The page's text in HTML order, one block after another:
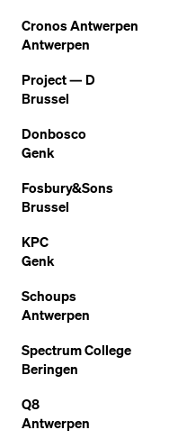
Cronos Antwerpen
Antwerpen
Project — D
Brussel
Donbosco
Genk
Fosbury&Sons
Brussel
KPC
Genk
Schoups
Antwerpen
Spectrum College
Beringen
Q8
Antwerpen